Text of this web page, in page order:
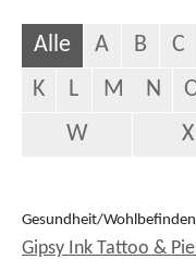
Alle A B C
K
L M N
W
X
Gesundheit/
Gipsy Ink Tattoo &